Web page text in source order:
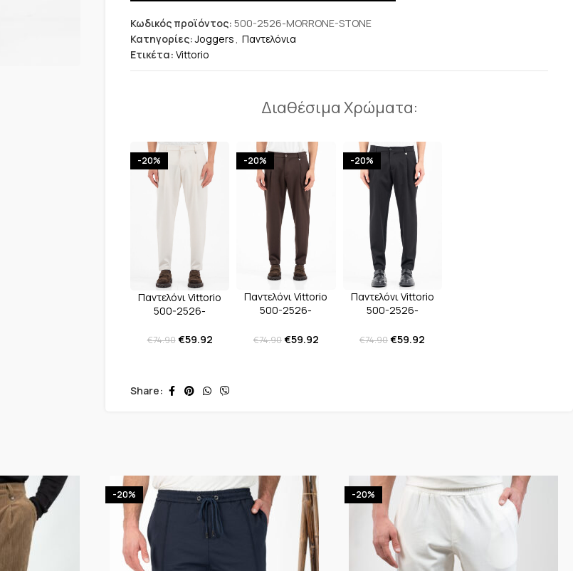
Κωδικός προϊόντος: 500-2526-MORRONE-STONE
Κατηγορίες: Joggers , Παντελόνια
Ετικέτα: Vittorio
Διαθέσιμα Χρώματα:
-20%
Παντελόνι Vittorio
500-2526-
€74.90€59.92
-20%
Παντελόνι Vittorio
500-2526-
€74.90€59.92
-20%
Παντελόνι Vittorio
500-2526-
€74.90€59.92
Share:
-20% -20%